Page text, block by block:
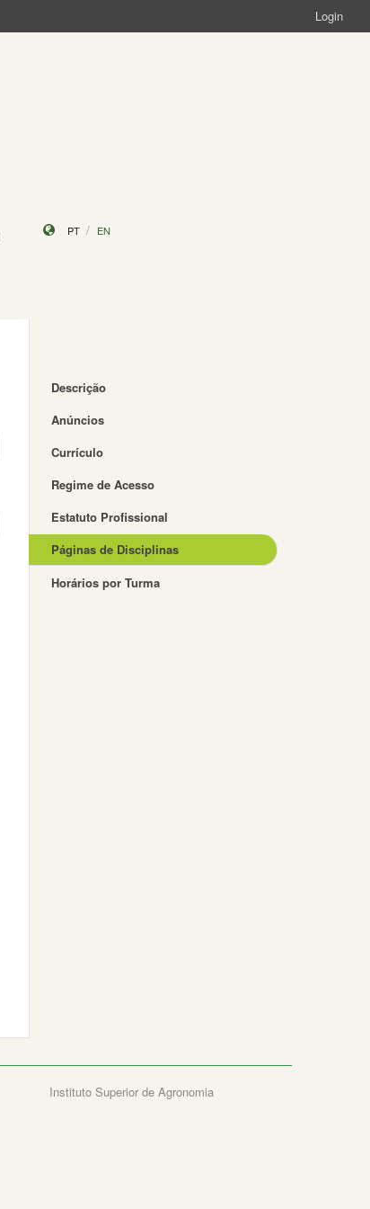
Login
PT EN
Descrição
Anúncios
Currículo
Regime de Acesso
Estatuto Profissional
Páginas de Disciplinas
Horários por Turma
Instituto Superior de Agronomia